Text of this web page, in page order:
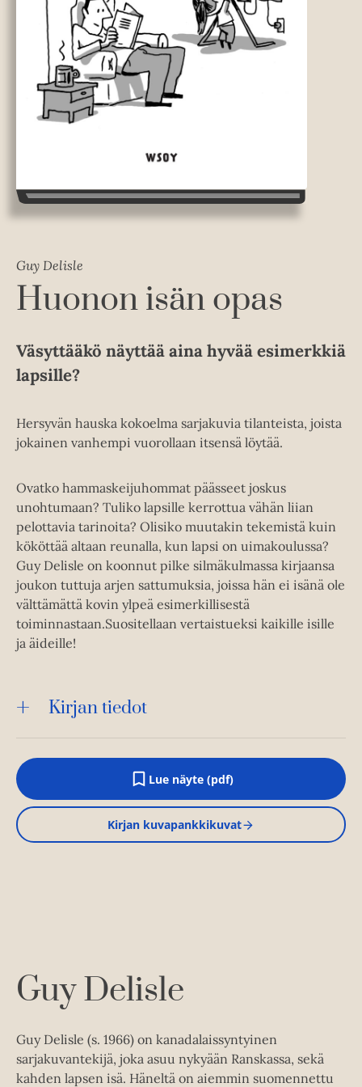
Guy Delisle
Huonon isän opas
Väsyttääkö näyttää aina hyvää esimerkkiä
lapsille?
Hersyvän hauska kokoelma sarjakuvia tilanteista, joista
jokainen vanhempi vuorollaan itsensä löytää.
Ovatko hammaskeijuhommat päässeet joskus
unohtumaan? Tuliko lapsille kerrottua vähän liian
pelottavia tarinoita? Olisiko muutakin tekemistä kuin
kököttää altaan reunalla, kun lapsi on uimakoulussa?
Guy Delisle on koonnut pilke silmäkulmassa kirjaansa
joukon tuttuja arjen sattumuksia, joissa hän ei isänä ole
välttämättä kovin ylpeä esimerkillisestä
toiminnastaan.Suositellaan vertaistueksi kaikille isille
ja äideille!
Kirjan tiedot
Lue näyte (pdf)
A
u
k
e
a
i
l
t
e
e
Kirjan kuvapankkikuvat
Guy Delisle
Guy Delisle (s. 1966) on kanadalaissyntyinen
sarjakuvantekijä, joka asuu nykyään Ranskassa, sekä
kahden lapsen isä. Häneltä on aiemmin suomennettu